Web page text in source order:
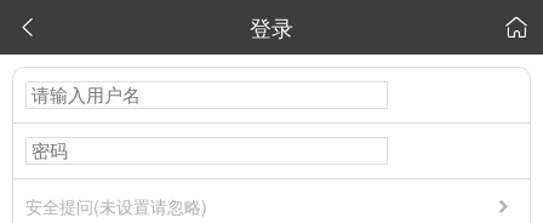
 登录 
安全提问(未设置请忽略)